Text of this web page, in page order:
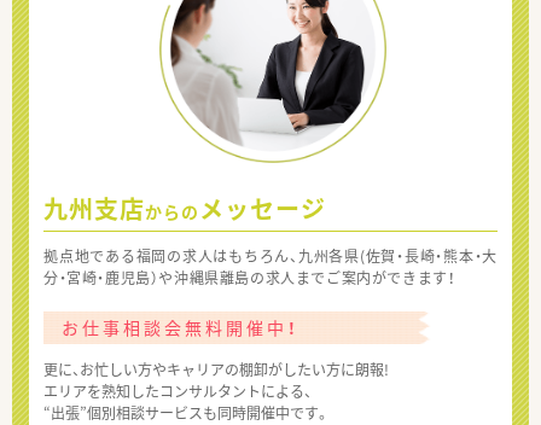
九州支店からの メッセージ
拠点地である福岡の求人はもちろん、九州各県(佐賀・長崎・熊本・大
分・宮崎・鹿児島）や沖縄県離島の求人までご案内ができます！
お仕事相談会無料開催中！
更に、お忙しい方やキャリアの棚卸がしたい方に朗報!
エリアを熟知したコンサルタントによる、
“出張”個別相談サービスも同時開催中です。